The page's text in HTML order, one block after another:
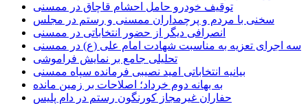
توقیف خودرو حامل احشام قاچاق در ممسنی
سخنی با مردم و پرچمداران ممسنی و رستم در مجلس
انصرافی دیگر از حضور انتخاباتی در ممسنی
سه اجرای تعزیه به مناسبت شهادت امام علی (ع) در ممسنی
تحلیلی جامع بر نمایش فراموشی
بیانیه انتخاباتی امید نصیبی فرمانده سپاه ممسنی
به بهانه دوم خرداد؛ اصلاحات بر زمین مانده
حفاران غیرمجاز کورنگون رستم در دام پلیس